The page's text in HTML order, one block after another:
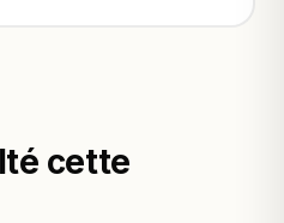
cette